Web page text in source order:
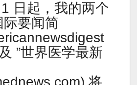
日起，我的两个
际要闻简
”世界医学最新
将